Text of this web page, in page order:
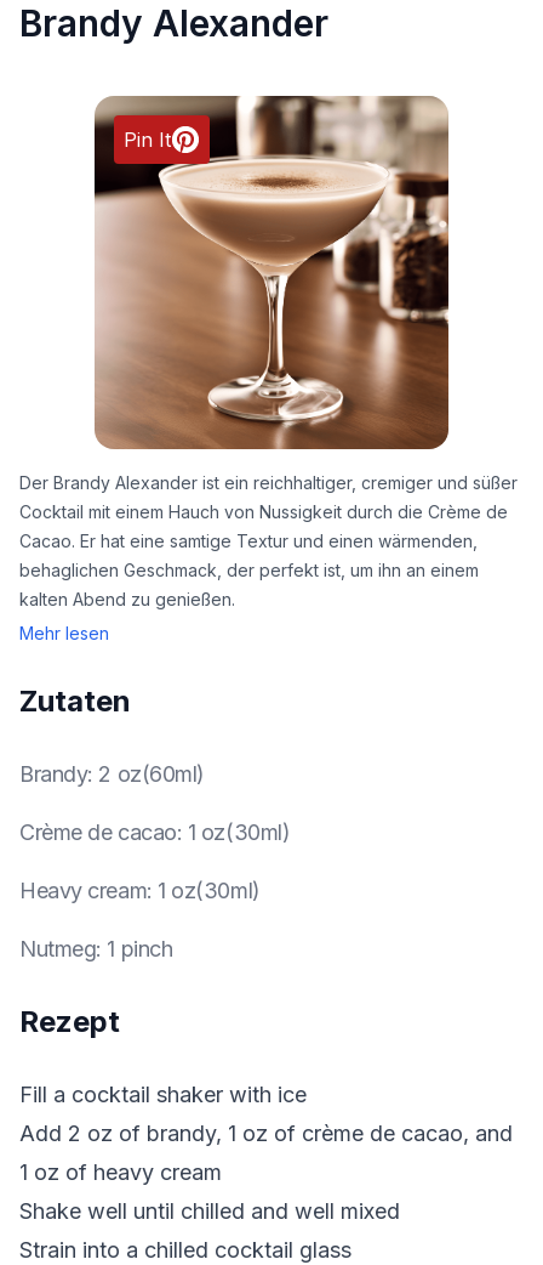
Brandy Alexander
Pin It
Der Brandy Alexander ist ein reichhaltiger, cremiger und süßer
Cocktail mit einem Hauch von Nussigkeit durch die Crème de
Cacao. Er hat eine samtige Textur und einen wärmenden,
behaglichen Geschmack, der perfekt ist, um ihn an einem
kalten Abend zu genießen.
Mehr lesen
Zutaten
Brandy: 2 oz(60ml)
Crème de cacao: 1 oz(30ml)
Heavy cream: 1 oz(30ml)
Nutmeg: 1 pinch
Rezept
Fill a cocktail shaker with ice
Add 2 oz of brandy, 1 oz of crème de cacao, and
1 oz of heavy cream
Shake well until chilled and well mixed
Strain into a chilled cocktail glass